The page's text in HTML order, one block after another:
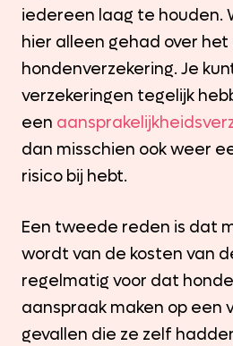
iedereen laag te houden.
hier alleen gehad over het
hondenverzekering. Je
verzekeringen tegelijk
een
dan misschien ook weer
risico bij hebt.
Een tweede reden is dat
wordt van de kosten van
regelmatig voor dat
aanspraak maken op een
gevallen die ze zelf